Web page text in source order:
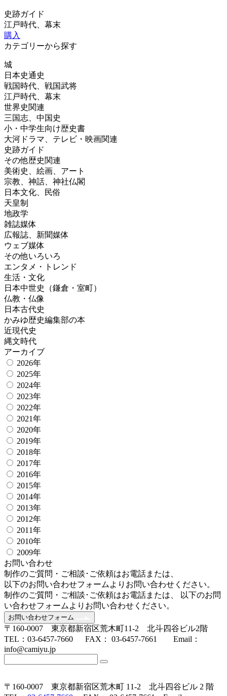
史跡ガイド
江戸時代、幕末
購入
カテゴリーから探す
城
日本史通史
戦国時代、戦国武将
江戸時代、幕末
世界史関連
三国志、中国史
小・中学生向け歴史書
大河ドラマ、テレビ・映画関連
史跡ガイド
その他歴史関連
美術史、絵画、アート
宗教、神話、神社仏閣
日本文化、民俗
天皇制
地政学
雑誌媒体
広報誌、新聞媒体
ウェブ媒体
その他いろいろ
エンタメ・トレンド
生活・文化
日本中世史（鎌倉・室町）
仏教・仏像
日本古代史
かみゆ歴史編集部の本
近現代史
縄文時代
アーカイブ
2026年
2025年
2024年
2023年
2022年
2021年
2020年
2019年
2018年
2017年
2016年
2015年
2014年
2013年
2012年
2011年
2010年
2009年
お問い合わせ
制作のご質問・ご相談･ご依頼はお電話または、
以下のお問い合わせフォームよりお問い合わせください。
制作のご質問・ご相談･ご依頼はお電話または、 以下のお問
い合わせフォームよりお問い合わせください。
お問い合わせフォーム
〒160-0007 東京都新宿区荒木町11-2 北斗四谷ビル2階
TEL：03-6457-7660 FAX： 03-6457-7661 Email：
info@camiyu.jp
〒160-0007 東京都新宿区荒木町 11-2 北斗四谷ビル 2 階